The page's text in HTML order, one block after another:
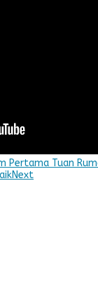
Pertama Tuan
Next